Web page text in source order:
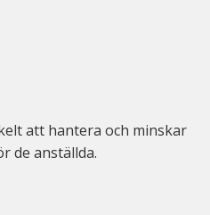
att hantera och minskar
de anställda.